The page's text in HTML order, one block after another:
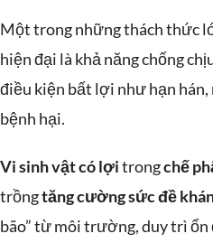
Một trong những thách thức
hiện đại là khả năng chống
điều kiện bất lợi như hạn hán,
bệnh hại.
Vi sinh vật có lợitrongchế
trồngtăng cường sức đề
bão” từ môi trường, duy trì ổn